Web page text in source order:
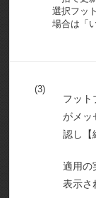
選択フッ
場合は「
(3)
フット
がメッ
認し【
適用の
表示さ